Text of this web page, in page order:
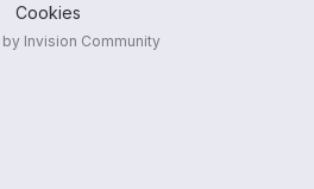
Cookies
Invision Community